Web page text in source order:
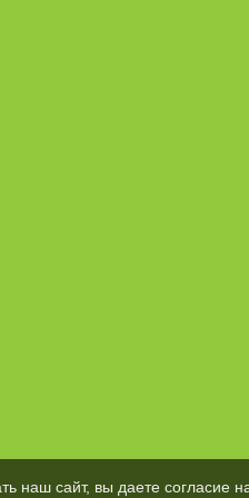
наш сайт, вы даете согласие